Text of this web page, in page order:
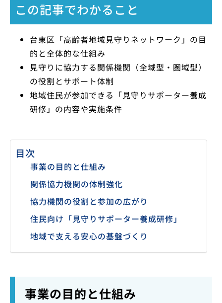
この記事でわかること
台東区「高齢者地域見守りネットワーク」の目
的と全体的な仕組み
見守りに協力する関係機関（全域型・圏域型）
の役割とサポート体制
地域住民が参加できる「見守りサポーター養成
研修」の内容や実施条件
目次
事業の目的と仕組み
関係協力機関の体制強化
協力機関の役割と参加の広がり
住民向け「見守りサポーター養成研修」
地域で支える安心の基盤づくり
事業の目的と仕組み